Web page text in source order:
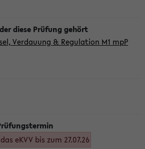
Verdauung & Regulation M1 mpP
eKVV bis zum 27.07.26